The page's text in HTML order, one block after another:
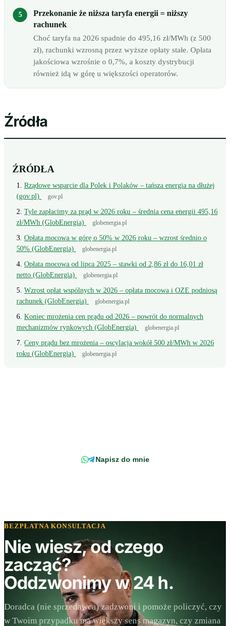
Przekonanie że niższa taryfa energii = niższy
rachunek
Choć taryfa na 2026 spadnie do 495,16 zł/MWh (z 500
zł), rachunki wzrosną przez wyższe opłaty stałe. Opłata
jakościowa wzrośnie o 0,7%, a koszty dystrybucji
również idą w górę u większości operatorów.
Źródła
ŹRÓDŁA
Rządowe wsparcie dla Polek i Polaków – tańsza energia na dłużej
(gov.pl)
gov.pl
Tyle zapłacimy za prąd w 2026 roku – średnia cena energii 495,16
zł/MWh (GlobEnergia)
globenergia.pl
Opłata mocowa w górę o 50% w 2026 roku – wzrost średnio o
50% (GlobEnergia)
globenergia.pl
Opłata mocowa od lipca 2025 – stawki od 2,86 zł do 16,01 zł
netto (GlobEnergia)
globenergia.pl
Wzrost opłat wspólnych w 2026 – opłata mocowa i OZE podniosą
rachunek (GlobEnergia)
globenergia.pl
Koniec mrożenia cen prądu od 2026 – powrót do normalnych
mechanizmów rynkowych (GlobEnergia)
globenergia.pl
Ceny prądu bez mrożenia – oscylacja wokół 500 zł/MWh w 2026
roku (GlobEnergia)
globenergia.pl
Napisz do mnie
BEZPŁATNA KONSULTACJA
Nie wiesz, od czego
zacząć?
Oddzwonimy w 24 h.
Doradca (nie sprzedawca) zadzwoni i pomoże policzyć, czy
w Twoim przypadku ma większy sens magazyn, czy zmiana